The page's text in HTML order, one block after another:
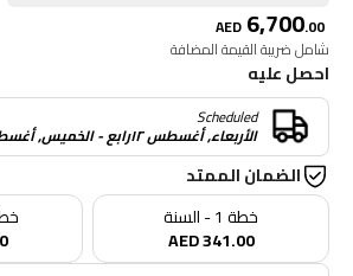
AED 6,700.00
شامل ضريبة القيمة المضافة
احصل عليه
Scheduled
الأربعاء, أغسطس ١٢رابع - الخميس, أغسطس ١٣رابع
الضمان الممتد
خطة 1 - السنة
AED 341.00
خطة 2